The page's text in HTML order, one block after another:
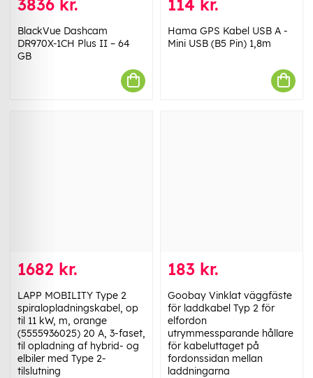
3836 kr.
BlackVue Dashcam
DR970X-1CH Plus II – 64
GB
114 kr.
Hama GPS Kabel USB A -
Mini USB (B5 Pin) 1,8m
1682 kr.
LAPP MOBILITY Type 2
spiralopladningskabel, op
til 11 kW, m, orange
(5555936025) 20 A, 3-faset,
til opladning af hybrid- og
elbiler med Type 2-
tilslutning
183 kr.
Goobay Vinklat väggfäste
för laddkabel Typ 2 för
elfordon
utrymmessparande hållare
för kabeluttaget på
fordonssidan mellan
laddningarna